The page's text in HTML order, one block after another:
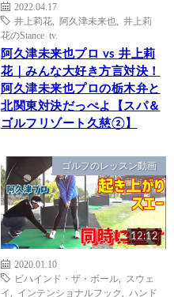
2022.04.17
井上莉花
阿久津未来也
井上莉
花のStance tv.
阿久津未来也プロ vs 井上莉
花｜みんな大好き方言対決！
阿久津未来也プロの栃木弁と
北関東対決だっぺよ【スパ＆
ゴルフリゾート久慈②】
ゴルフのレッスン動画
12:12
2020.01.10
ビハインド・ザ・ボール
スウェ
イ
インテンショナルフック
ハンド